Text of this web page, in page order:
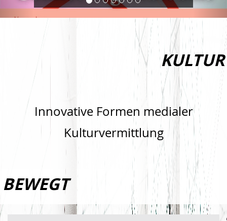
KULTUR
Innovative Formen medialer
Kulturvermittlung
BEWEGT